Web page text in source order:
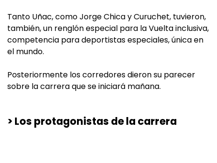
Tanto Uñac, como Jorge Chica y Curuchet, tuvieron,
también, un renglón especial para la Vuelta inclusiva,
competencia para deportistas especiales, única en
el mundo.
Posteriormente los corredores dieron su parecer
sobre la carrera que se iniciará mañana.
> Los protagonistas de la carrera